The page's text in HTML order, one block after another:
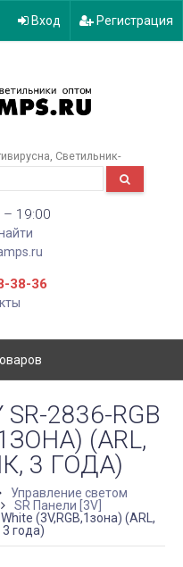
Вход Регистрация
Светильник-
– 19:00
38-36
2836-RGB
(ARL,
3 ГОДА)
Управление светом
SR Панели [3V]
(3V,RGB,1зона) (ARL,
года)